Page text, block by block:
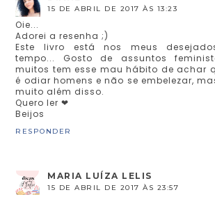
15 DE ABRIL DE 2017 ÀS 13:23
Oie...
Adorei a resenha ;)
Este livro está nos meus
tempo... Gosto de assuntos
muitos tem esse mau hábito de achar
é odiar homens e não se embelezar,
muito além disso.
Quero ler ❤
Beijos
RESPONDER
MARIA LUÍZA LELIS
15 DE ABRIL DE 2017 ÀS 23:57